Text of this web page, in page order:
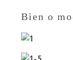
Bien o